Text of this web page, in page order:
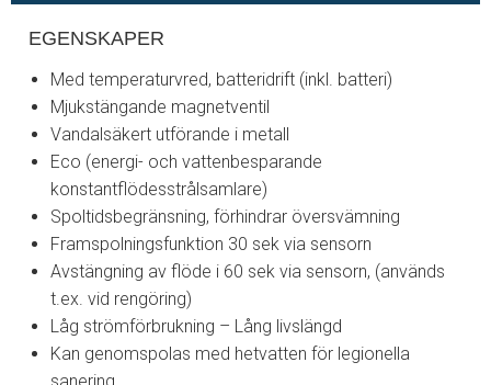
EGENSKAPER
Med temperaturvred, batteridrift (inkl. batteri)
Mjukstängande magnetventil
Vandalsäkert utförande i metall
Eco (energi- och vattenbesparande
konstantflödesstrålsamlare)
Spoltidsbegränsning, förhindrar översvämning
Framspolningsfunktion 30 sek via sensorn
Avstängning av flöde i 60 sek via sensorn, (används
t.ex. vid rengöring)
Låg strömförbrukning – Lång livslängd
Kan genomspolas med hetvatten för legionella